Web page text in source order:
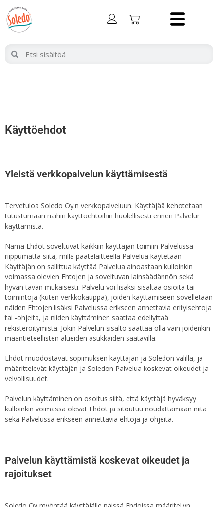
Käyttöehdot
Yleistä verkkopalvelun käyttämisestä
Tervetuloa Soledo Oy:n verkkopalveluun. Käyttäjää kehotetaan
tutustumaan näihin käyttöehtoihin huolellisesti ennen Palvelun
käyttämistä.
Nämä Ehdot soveltuvat kaikkiin käyttäjän toimiin Palvelussa
riippumatta siitä, millä päätelaitteella Palvelua käytetään.
Käyttäjän on sallittua käyttää Palvelua ainoastaan kulloinkin
voimassa olevien Ehtojen ja soveltuvan lainsäädännön sekä
hyvän tavan mukaisesti. Palvelu voi lisäksi sisältää osioita tai
toimintoja (kuten verkkokauppa), joiden käyttämiseen sovelletaan
näiden Ehtojen lisäksi Palvelussa erikseen annettavia erityisehtoja
tai -ohjeita, ja niiden käyttäminen saattaa edellyttää
rekisteröitymistä. Jokin Palvelun sisältö saattaa olla vain joidenkin
maantieteellisten alueiden asukkaiden saatavilla.
Ehdot muodostavat sopimuksen käyttäjän ja Soledon välillä, ja
määrittelevät käyttäjän ja Soledon Palvelua koskevat oikeudet ja
velvollisuudet.
Palvelun käyttäminen on osoitus siitä, että käyttäjä hyväksyy
kulloinkin voimassa olevat Ehdot ja sitoutuu noudattamaan niitä
sekä Palvelussa erikseen annettavia ehtoja ja ohjeita.
Palvelun käyttämistä koskevat oikeudet ja
rajoitukset